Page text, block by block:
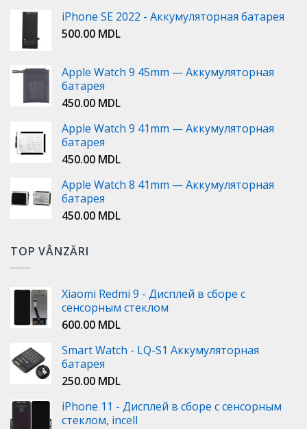
iPhone SE 2022 - Аккумуляторная батарея
500.00 MDL
Apple Watch 9 45mm — Аккумуляторная
батарея
450.00 MDL
Apple Watch 9 41mm — Аккумуляторная
батарея
450.00 MDL
Apple Watch 8 41mm — Аккумуляторная
батарея
450.00 MDL
TOP VÂNZĂRI
Xiaomi Redmi 9 - Дисплей в сборе с
сенсорным стеклом
600.00 MDL
Smart Watch - LQ-S1 Аккумуляторная
батарея
250.00 MDL
iPhone 11 - Дисплей в сборе с сенсорным
стеклом, incell